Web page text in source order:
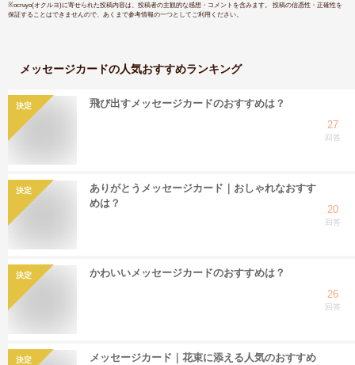
※ocruyo(オクルヨ)に寄せられた投稿内容は、投稿者の主観的な感想・コメントを含みます。 投稿の信憑性・正確性を
保証することはできませんので、あくまで参考情報の一つとしてご利用ください。
メッセージカードの人気おすすめランキング
決定
飛び出すメッセージカードのおすすめは？
27
回答
決定
ありがとうメッセージカード｜おしゃれなおすす
めは？
20
回答
決定
かわいいメッセージカードのおすすめは？
26
回答
決定
メッセージカード｜花束に添える人気のおすすめ